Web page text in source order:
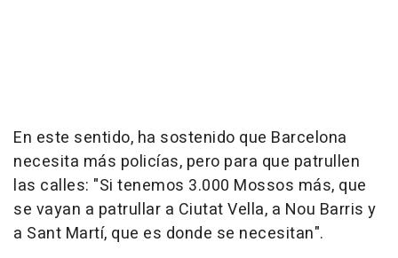
En este sentido, ha sostenido que Barcelona
necesita más policías, pero para que patrullen
las calles: "Si tenemos 3.000 Mossos más, que
se vayan a patrullar a Ciutat Vella, a Nou Barris y
a Sant Martí, que es donde se necesitan".